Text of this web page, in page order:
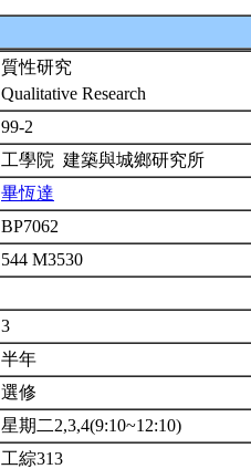
質性研究
Qualitative Research
99-2
工學院 建築與城鄉研究所
畢恆達
BP7062
544 M3530
3
半年
選修
星期二2,3,4(9:10~12:10)
工綜313